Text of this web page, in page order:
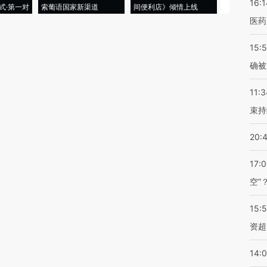
·第一对
索葡语国家新渠道
间便利店》倾情上线
医
确
束
空”？
资